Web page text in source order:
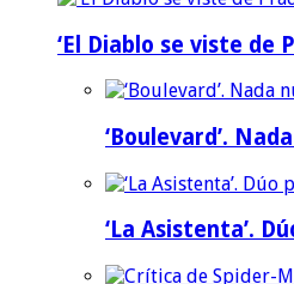
‘El Diablo se viste de
‘Boulevard’.
‘La Asistenta’.